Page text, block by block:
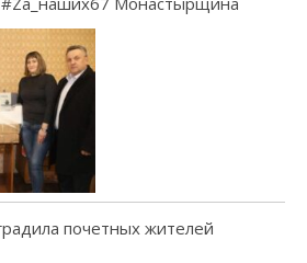
почетных жителей